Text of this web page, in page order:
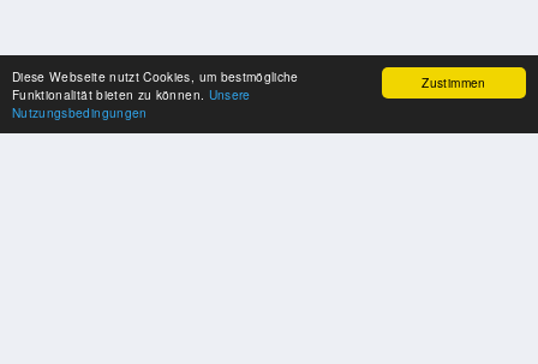
Zustimmen
Diese Webseite nutzt Cookies, um bestmögliche
Funktionalität bieten zu können. Unsere
Nutzungsbedingungen